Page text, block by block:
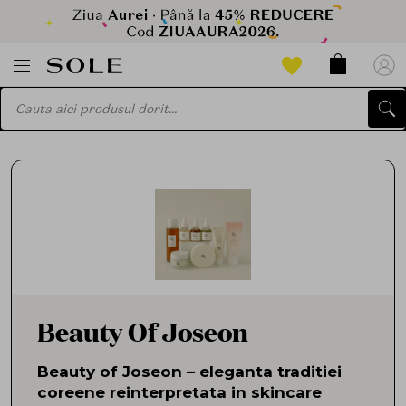
Beauty Of Joseon
Beauty of Joseon – eleganta traditiei
coreene reinterpretata in skincare